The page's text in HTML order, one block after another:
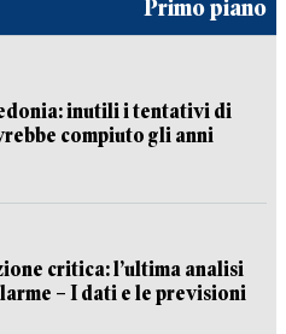
Primo piano
inutili i tentativi di
compiuto gli anni
critica: l’ultima analisi
– I dati e le previsioni